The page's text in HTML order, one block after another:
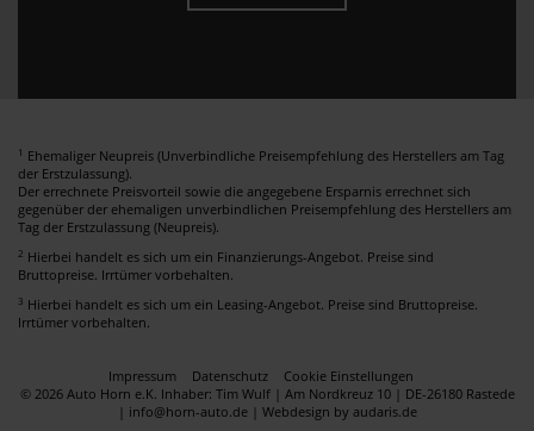
1 Ehemaliger Neupreis (Unverbindliche Preisempfehlung des Herstellers am Tag
der Erstzulassung).
Der errechnete Preisvorteil sowie die angegebene Ersparnis errechnet sich
gegenüber der ehemaligen unverbindlichen Preisempfehlung des Herstellers am
Tag der Erstzulassung (Neupreis).
2 Hierbei handelt es sich um ein Finanzierungs-Angebot. Preise sind
Bruttopreise. Irrtümer vorbehalten.
3 Hierbei handelt es sich um ein Leasing-Angebot. Preise sind Bruttopreise.
Irrtümer vorbehalten.
Impressum Datenschutz
Cookie Einstellungen
© 2026 Auto Horn e.K. Inhaber: Tim Wulf | Am Nordkreuz 10 | DE-26180 Rastede
| info@horn-auto.de | Webdesign by audaris.de